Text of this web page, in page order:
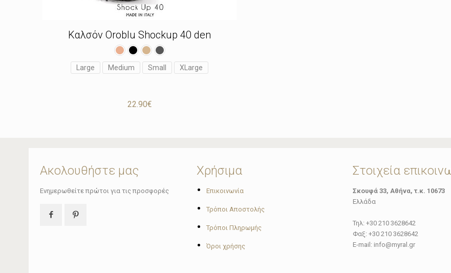
Καλσόν Oroblu Shockup 40 den
Large Medium Small XLarge
22.90€
Ακολουθήστε μας
Ενημερωθείτε πρώτοι για τις προσφορές
Χρήσιμα
• Επικοινωνία
• Τρόποι Αποστολής
• Τρόποι Πληρωμής
• Όροι χρήσης
Στοιχεία
Σκουφά 33, Αθήνα, τ.κ. 10673
Ελλάδα
Τηλ: +30 210 3628642
Φαξ: +30 210 3628642
E-mail: info@myral.gr